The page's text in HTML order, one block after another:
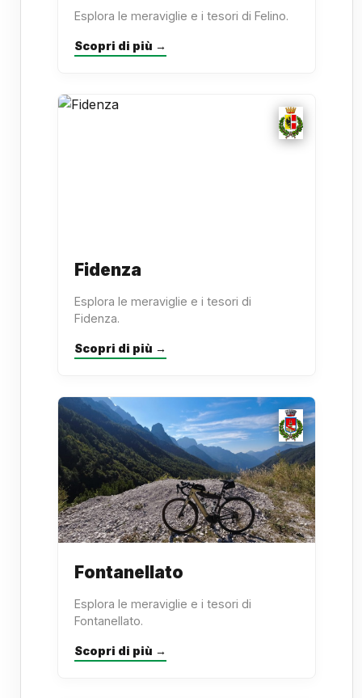
Esplora le meraviglie e i tesori di Felino.
Scopri di più →
Fidenza
Esplora le meraviglie e i tesori di
Fidenza.
Scopri di più →
Fontanellato
Esplora le meraviglie e i tesori di
Fontanellato.
Scopri di più →